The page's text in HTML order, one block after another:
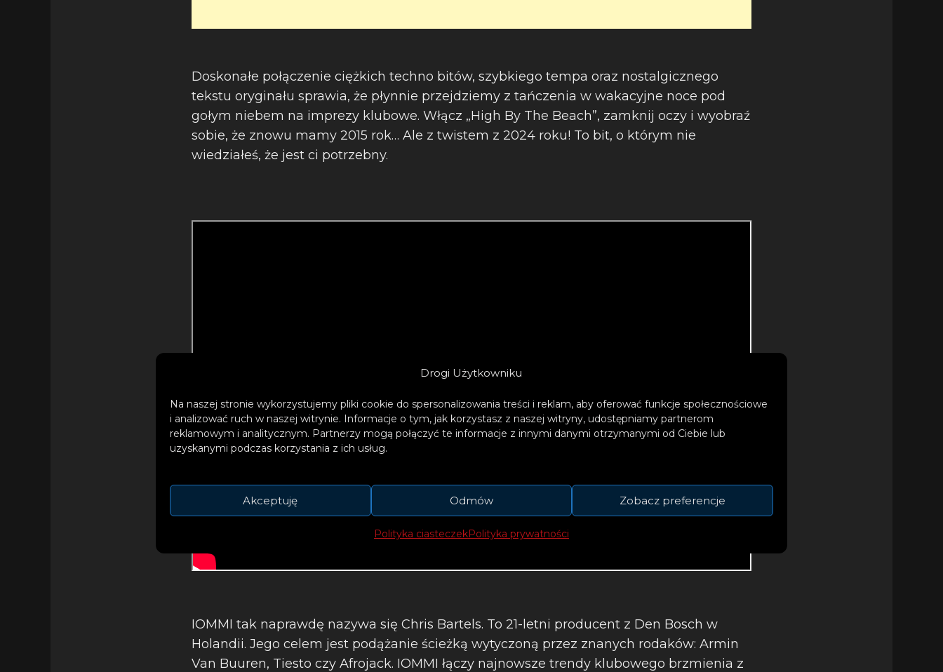
Drogi Użytkowniku
Na naszej stronie wykorzystujemy pliki cookie do spersonalizowania treści i reklam, aby oferować funkcje społecznościowe
i analizować ruch w naszej witrynie. Informacje o tym, jak korzystasz z naszej witryny, udostępniamy partnerom
reklamowym i analitycznym. Partnerzy mogą połączyć te informacje z innymi danymi otrzymanymi od Ciebie lub
uzyskanymi podczas korzystania z ich usług.
Akceptuję Odmów Zobacz preferencje
Polityka ciasteczekPolityka prywatności
Doskonałe połączenie ciężkich techno bitów, szybkiego tempa oraz nostalgicznego
tekstu oryginału sprawia, że płynnie przejdziemy z tańczenia w wakacyjne noce pod
gołym niebem na imprezy klubowe. Włącz „High By The Beach”, zamknij oczy i wyobraź
sobie, że znowu mamy 2015 rok… Ale z twistem z 2024 roku! To bit, o którym nie
wiedziałeś, że jest ci potrzebny.
IOMMI tak naprawdę nazywa się Chris Bartels. To 21-letni producent z Den Bosch w
Holandii. Jego celem jest podążanie ścieżką wytyczoną przez znanych rodaków: Armin
Van Buuren, Tiesto czy Afrojack. IOMMI łączy najnowsze trendy klubowego brzmienia z